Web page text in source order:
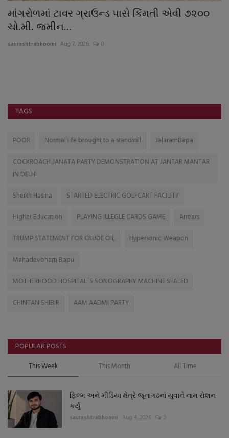
માંગરોળમાં ટાવર ગ્રાઉન્ડ પાસે કિંમતી એવી ૭૨૦૦
ચો.મી. જમીન...
saurashtrabhoomi Aug 7, 2026 0
TAGS
POOR Normal life brought to a standstill
JalaramBapa
COCKROACH JANATA PARTY DEMONSTRATION AT JANTAR MANTAR
IN DELHI
Sheikh Hasina
STARTED ELECTRIC GOLFCART FACILITY
Higher Education
PLAYING ILLEGLE CARDS GAME
Arrears
TRUMP STATEMENT FOR CRUDE OIL
Hypersonic Weapon
Mahadevbharti Bapu
MOTHERHOOD HOSPITAL`S SONOGRAPHY MACHINE SEALED
CHINTAN SHIBIR
AAM AADMI PARTY
POPULAR POSTS
This Week This Month All Time
ફિલ્મ અને મીડિયા ક્ષેત્રે જૂનાગઢનાં યુવાને નામ રોશન
કર્યું
saurashtrabhoomi Aug 4, 2026 0